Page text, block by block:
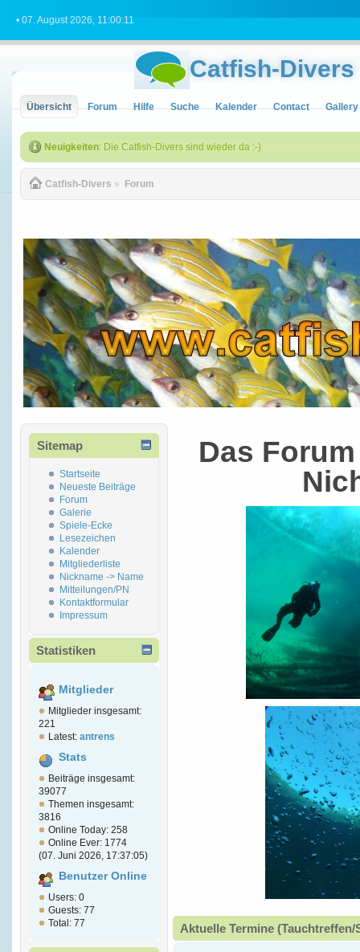
• 07. August 2026, 11:00:11
Catfish-Divers
Übersicht Forum Hilfe Suche Kalender Contact Gallery
Neuigkeiten: Die Catfish-Divers sind wieder da :-)
Catfish-Divers » Forum
Sitemap
Startseite
Neueste Beiträge
Forum
Galerie
Spiele-Ecke
Lesezeichen
Kalender
Mitgliederliste
Nickname -> Name
Mitteilungen/PN
Kontaktformular
Impressum
Statistiken
Mitglieder
Mitglieder insgesamt:
221
Latest: antrens
Stats
Beiträge insgesamt:
39077
Themen insgesamt:
3816
Online Today: 258
Online Ever: 1774
(07. Juni 2026, 17:37:05)
Benutzer Online
Users: 0
Guests: 77
Total: 77
Das
Aktuelle Termine